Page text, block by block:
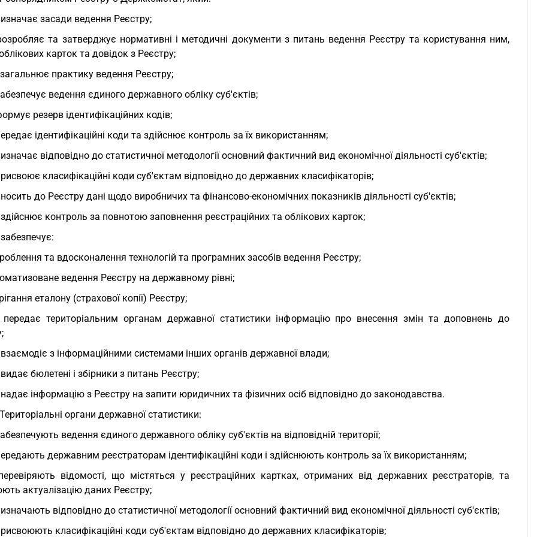
засади ведення Реєстру;
та затверджує нормативні і методичні документи з питань ведення Реєстру та користування ним,
карток та довідок з Реєстру;
практику ведення Реєстру;
ведення єдиного державного обліку суб'єктів;
резерв ідентифікаційних кодів;
ідентифікаційні коди та здійснює контроль за їх використанням;
відповідно до статистичної методології основний фактичний вид економічної діяльності суб'єктів;
класифікаційні коди суб'єктам відповідно до державних класифікаторів;
до Реєстру дані щодо виробничих та фінансово-економічних показників діяльності суб'єктів;
контроль за повнотою заповнення реєстраційних та облікових карток;
та вдосконалення технологій та програмних засобів ведення Реєстру;
ведення Реєстру на державному рівні;
еталону (страхової копії) Реєстру;
територіальним органам державної статистики інформацію про внесення змін та доповнень до
з інформаційними системами інших органів державної влади;
бюлетені і збірники з питань Реєстру;
інформацію з Реєстру на запити юридичних та фізичних осіб відповідно до законодавства.
органи державної статистики:
ведення єдиного державного обліку суб'єктів на відповідній території;
державним реєстраторам ідентифікаційні коди і здійснюють контроль за їх використанням;
відомості, що містяться у реєстраційних картках, отриманих від державних реєстраторів, та
актуалізацію даних Реєстру;
відповідно до статистичної методології основний фактичний вид економічної діяльності суб'єктів;
класифікаційні коди суб'єктам відповідно до державних класифікаторів;